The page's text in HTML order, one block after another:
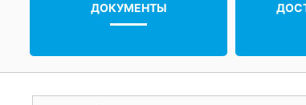
ДОКУМЕНТЫ